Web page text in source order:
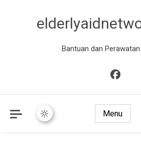
Bantuan dan
Menu